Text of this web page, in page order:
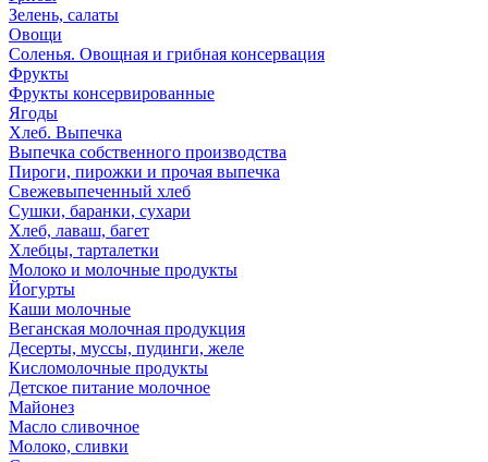
Зелень, салаты
Овощи
Соленья. Овощная и грибная консервация
Фрукты
Фрукты консервированные
Ягоды
Хлеб. Выпечка
Выпечка собственного производства
Пироги, пирожки и прочая выпечка
Свежевыпеченный хлеб
Сушки, баранки, сухари
Хлеб, лаваш, багет
Хлебцы, тарталетки
Молоко и молочные продукты
Йогурты
Каши молочные
Веганская молочная продукция
Десерты, муссы, пудинги, желе
Кисломолочные продукты
Детское питание молочное
Майонез
Масло сливочное
Молоко, сливки